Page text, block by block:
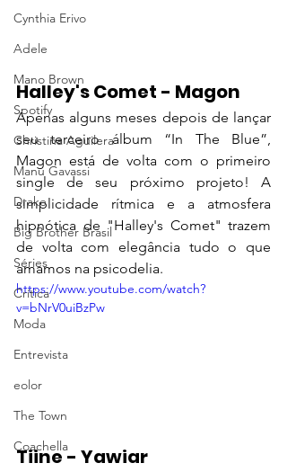
Cynthia Erivo
Adele
Mano Brown
Spotify
Christina Aguilera
Manu Gavassi
Drake
Big Brother Brasil
Séries
Crítica
Moda
Entrevista
eolor
The Town
Coachella
Halley's Comet - Magon
Apenas alguns meses depois de lançar
seu terceiro álbum “In The Blue”,
Magon está de volta com o primeiro
single de seu próximo projeto! A
simplicidade rítmica e a atmosfera
hipnótica de "Halley's Comet" trazem
de volta com elegância tudo o que
amamos na psicodelia.
https://www.youtube.com/watch?
v=bNrV0uiBzPw
Tiine - Yawiar